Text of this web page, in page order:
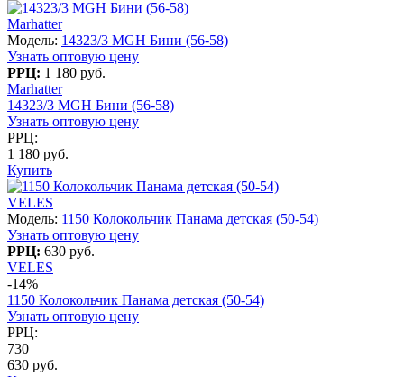
Marhatter
Модель: 14323/3 MGH Бини (56-58)
Узнать оптовую цену
РРЦ: 1 180 руб.
Marhatter
14323/3 MGH Бини (56-58)
Узнать оптовую цену
РРЦ:
1 180 руб.
Купить
VELES
Модель: 1150 Колокольчик Панама детская (50-54)
Узнать оптовую цену
РРЦ: 630 руб.
VELES
-14%
1150 Колокольчик Панама детская (50-54)
Узнать оптовую цену
РРЦ:
730
630 руб.